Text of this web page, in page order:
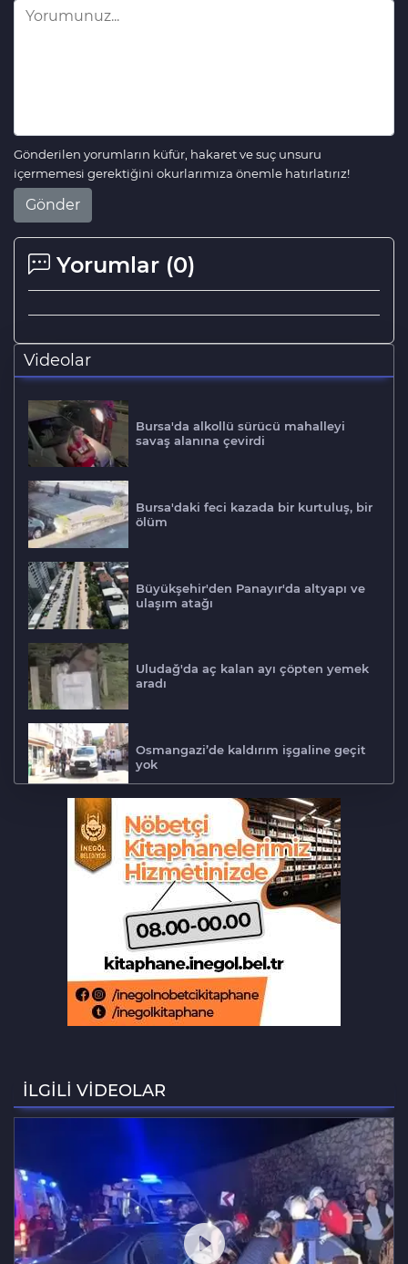
Gönderilen yorumların küfür, hakaret ve suç unsuru
içermemesi gerektiğini okurlarımıza önemle hatırlatırız!
Gönder
Yorumlar (0)
Videolar
Bursa'da alkollü sürücü mahalleyi
savaş alanına çevirdi
Bursa'daki feci kazada bir kurtuluş, bir
ölüm
Büyükşehir'den Panayır'da altyapı ve
ulaşım atağı
Uludağ'da aç kalan ayı çöpten yemek
aradı
Osmangazi’de kaldırım işgaline geçit
yok
Biba müjdeyi verdi: Bu ay hizmete
açılıyor
Bursa'da lastik tamirhanesi küle
döndü
Bursa'da ilklerin festivalinde çocuklar
şen kahkahalar attı
havuzu temeli atıldı
Büyükorhan'da şenlik coşkusu
İLGİLİ VİDEOLAR